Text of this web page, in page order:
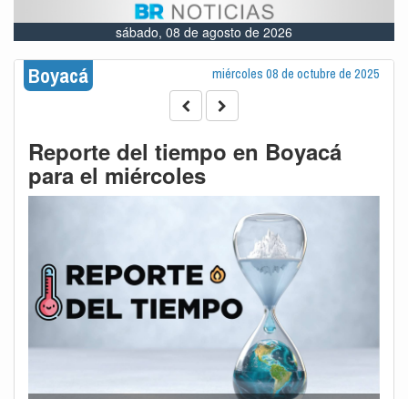
sábado, 08 de agosto de 2026
Boyacá miércoles 08 de octubre de 2025
Reporte del tiempo en Boyacá
para el miércoles